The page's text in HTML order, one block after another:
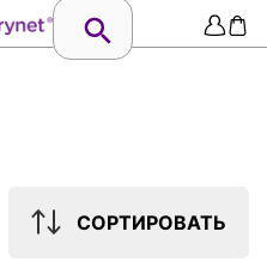
СОРТИРОВАТЬ